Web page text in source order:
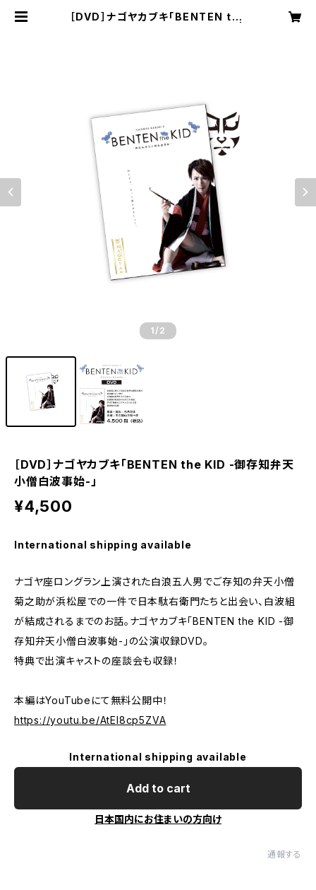
［DVD］ナゴヤカブキ「BENTEN the
1 /2
［DVD］ナゴヤカブキ「BENTEN the KID -御存知弁天
小僧白波事始-」
¥4,500
International shipping available
ナゴヤ座ロングラン上演された白浪五人男でご存知の弁天小僧
菊之助が浜松屋での一件で日本駄右衛門たちと出会い、白波組
が結成されるまでのお話。ナゴヤカブキ「BENTEN the KID -御
存知弁天小僧白波事始-」の公演収録DVD。
特典で出演キャストの座談会も収録！
本編はYouTubeにて無料公開中！
https://youtu.be/AtEl8cp5ZVA
International shipping available
Add to cart
日本国内にお住まいの方向け
通報する